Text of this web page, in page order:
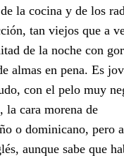
la cocina y de los
tan viejos que a
de la noche con
almas en pena. Es
con el pelo muy
la cara morena de
o dominicano, pero
aunque sabe que